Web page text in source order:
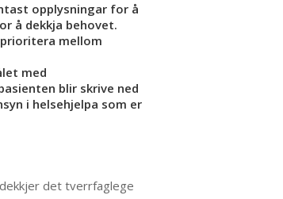
opplysningar for å
å dekkja behovet.
mellom
med
blir skrive ned
i helsehjelpa som er
det tverrfaglege